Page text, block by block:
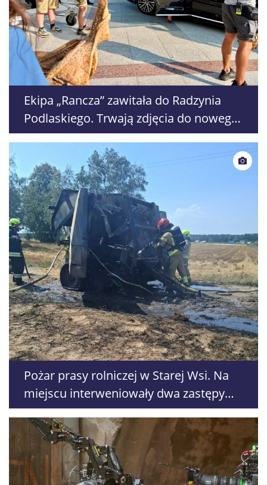
Ekipa „Rancza” zawitała do Radzynia
Podlaskiego. Trwają zdjęcia do nowego
sezonu serialu
Pożar prasy rolniczej w Starej Wsi. Na
miejscu interweniowały dwa zastępy
straży pożarnej